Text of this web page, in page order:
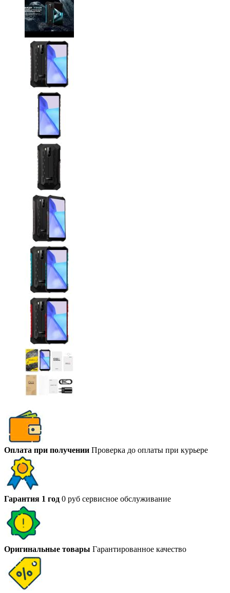
Оплата при получении Проверка до оплаты при курьере
Гарантия 1 год 0 руб сервисное обслуживание
Оригинальные товары Гарантированное качество